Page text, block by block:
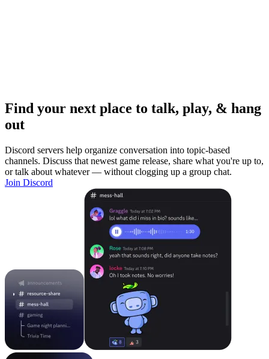
Find your next place to talk, play, & hang
out
Discord servers help organize conversation into topic-based
channels. Discuss that newest game release, share what you're up to,
or talk about whatever — without clogging up a group chat.
Join Discord